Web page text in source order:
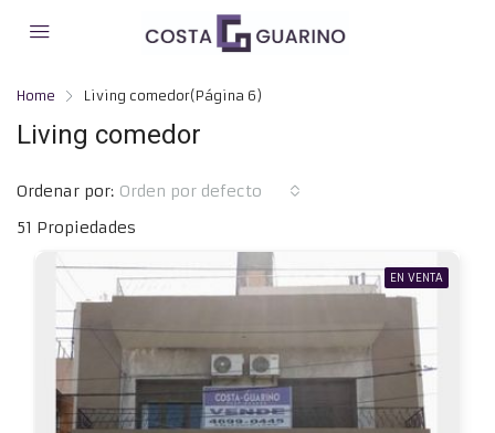
Home Living comedor(Página 6)
Living comedor
51 Propiedades
Ordenar por: Orden por defecto
EN VENTA